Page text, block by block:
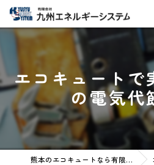
エコキュートで
の電気代
熊本のエコキュートなら有限会社九州エネルギーシステム